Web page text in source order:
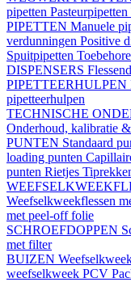
pipetten Pasteurpipetten
PIPETTEN Manuele
verdunningen Positive
Spuitpipetten
DISPENSERS
PIPETTEERHULPEN
pipetteerhulpen
TECHNISCHE
Onderhoud, kalibratie
PUNTEN Standaard
loading punten
punten Rietjes
Weefselkweekflessen
met peel-off folie
SCHROEFDOPPEN
met filter
BUIZEN
weefselkweek PCV